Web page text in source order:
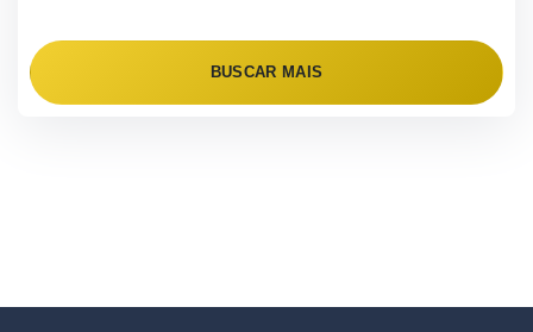
BUSCAR MAIS